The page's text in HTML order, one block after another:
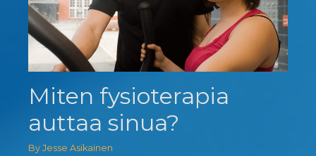
Miten fysioterapia
auttaa sinua?
By Jesse Asikainen